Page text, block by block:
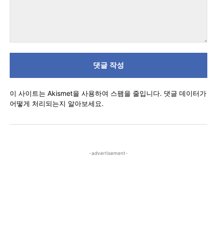
이 사이트는 Akismet을 사용하여 스팸을 줄입니다. 댓글 데이터가
어떻게 처리되는지 알아보세요.
-advertisement-